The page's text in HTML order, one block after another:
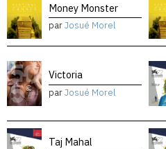
Money Monster
parJosué Morel
Victoria
parJosué Morel
Taj Mahal